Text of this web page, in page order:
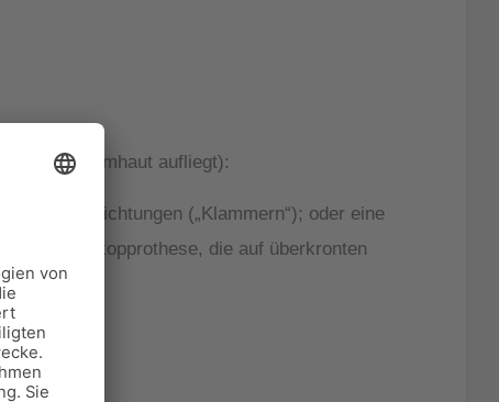
aufliegt):
Stützvorrichtungen („Klammern“); oder eine
Teleskopprothese, die auf überkronten